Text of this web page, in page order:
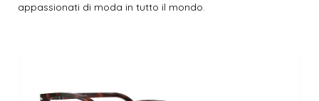
appassionati di moda in tutto il mondo.